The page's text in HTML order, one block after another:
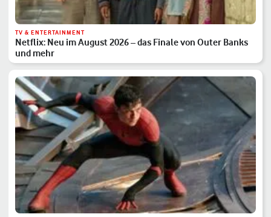
TV & ENTERTAINMENT
Netflix: Neu im August 2026 – das Finale von Outer Banks
und mehr